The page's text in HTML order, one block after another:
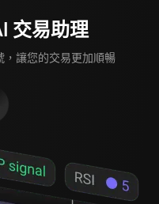
交易助理
，讓您的交易更加順暢